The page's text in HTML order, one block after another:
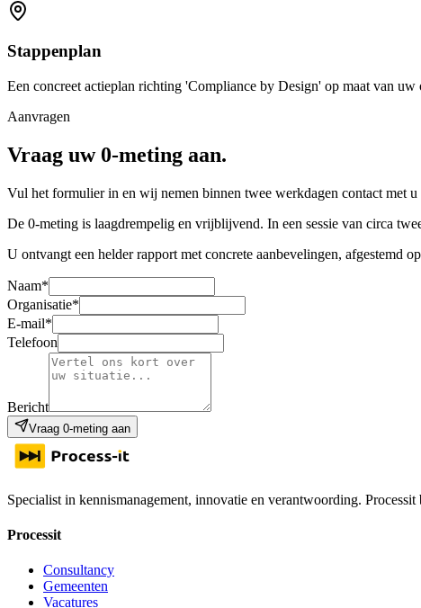
Stappenplan
Een concreet actieplan richting 'Compliance by Design' op maat van uw
Aanvragen
Vraag uw 0-meting aan.
Vul het formulier in en wij nemen binnen twee werkdagen contact met
De 0-meting is laagdrempelig en vrijblijvend. In een sessie van circa
U ontvangt een helder rapport met concrete aanbevelingen, afgestemd
Naam*
Organisatie*
E-mail*
Telefoon
Bericht
Vraag 0-meting aan
Specialist in kennismanagement, innovatie en verantwoording.
Processit
Consultancy
Gemeenten
Vacatures